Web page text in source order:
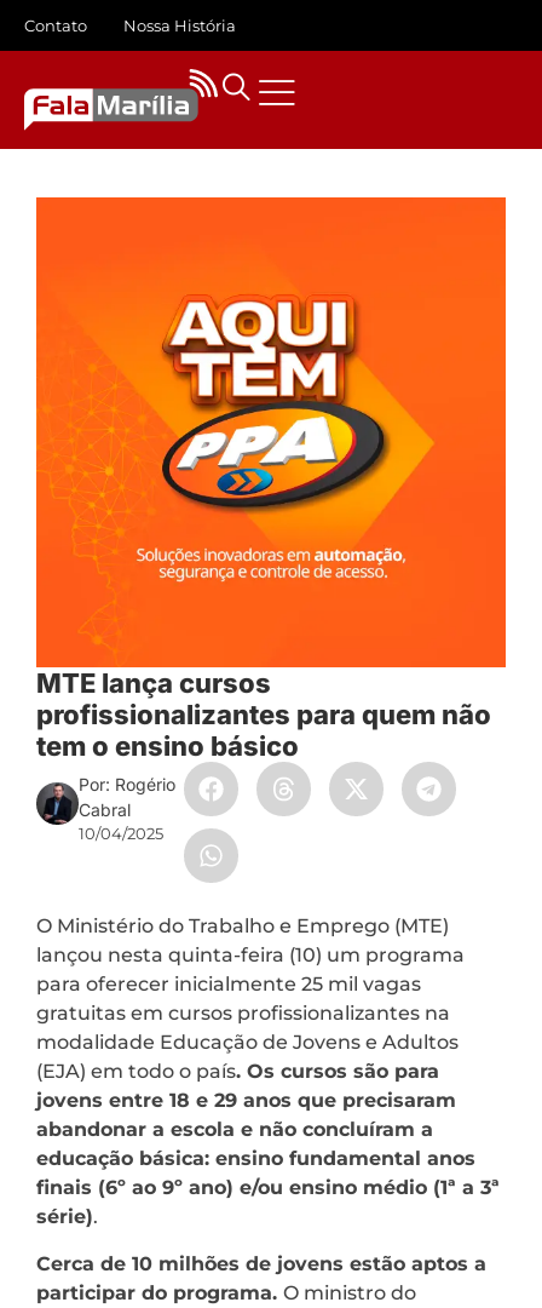
Contato Nossa História
MTE lança cursos
profissionalizantes para quem não
tem o ensino básico
Por: Rogério
Cabral
10/04/2025
O Ministério do Trabalho e Emprego (MTE)
lançou nesta quinta-feira (10) um programa
para oferecer inicialmente 25 mil vagas
gratuitas em cursos profissionalizantes na
modalidade Educação de Jovens e Adultos
(EJA) em todo o país. Os cursos são para
jovens entre 18 e 29 anos que precisaram
abandonar a escola e não concluíram a
educação básica: ensino fundamental anos
finais (6º ao 9º ano) e/ou ensino médio (1ª a 3ª
série).
Cerca de 10 milhões de jovens estão aptos a
participar do programa. O ministro do